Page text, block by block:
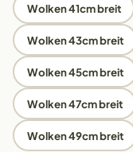
Wolken 41cm breit
Wolken 43cm breit
Wolken 45cm breit
Wolken 47cm breit
Wolken 49cm breit